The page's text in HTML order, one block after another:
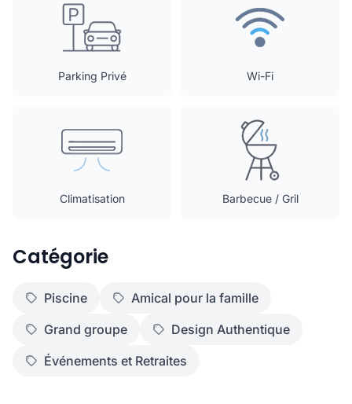
Parking Privé Wi-Fi
Climatisation Barbecue / Gril
Catégorie
Piscine
Amical pour la famille
Grand groupe
Design Authentique
Événements et Retraites